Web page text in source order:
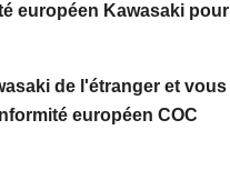
européen Kawasaki pour
de l'étranger et vous
européen COC